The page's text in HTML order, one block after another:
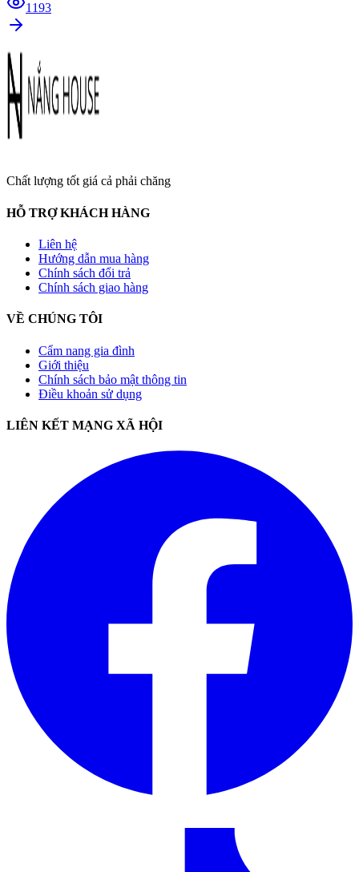
1193
Chất lượng tốt giá cả phải chăng
HỖ TRỢ KHÁCH HÀNG
Liên hệ
Hướng dẫn mua hàng
Chính sách đổi trả
Chính sách giao hàng
VỀ CHÚNG TÔI
Cẩm nang gia đình
Giới thiệu
Chính sách bảo mật thông tin
Điều khoản sử dụng
LIÊN KẾT MẠNG XÃ HỘI